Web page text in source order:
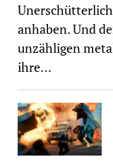
anhaben. Und
unzähligen
ihre…